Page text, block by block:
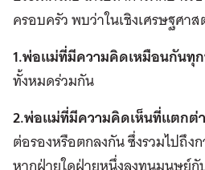
ครอบครัว พบว่าในเชิงเศรษฐศา
1.พ่อแม่ที่มีความคิดเหมือนกันทุ
ทั้งหมดร่วมกัน
2.พ่อแม่ที่มีความคิดเห็นที่แตกต่
ต่อรองหรือตกลงกัน ซึ่งรวมไปถึง